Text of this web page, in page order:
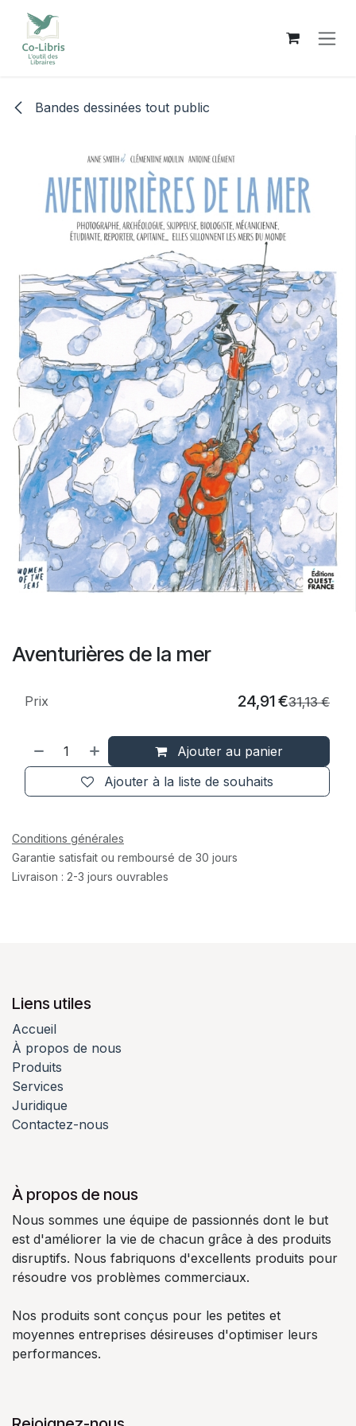
Se rendre au contenu
Bandes dessinées tout public
Aventurières de la mer
Ajouter au panier
Ajouter à la liste de souhaits
Prix 24,91€31,13€
Conditions générales
Garantie satisfait ou remboursé de 30 jours
Livraison : 2-3 jours ouvrables
Liens utiles
Accueil
À propos de nous
Produits
Services
Juridique
Contactez-nous
À propos de nous
Nous sommes une équipe de passionnés dont le but
est d'améliorer la vie de chacun grâce à des produits
disruptifs. Nous fabriquons d'excellents produits pour
résoudre vos problèmes commerciaux.
Nos produits sont conçus pour les petites et
moyennes entreprises désireuses d'optimiser leurs
performances.